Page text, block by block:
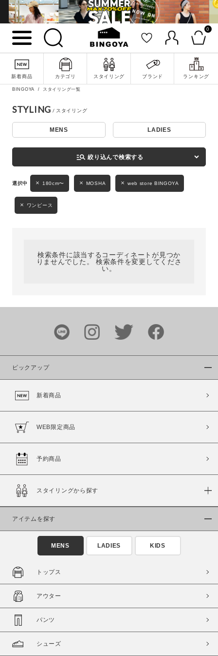
0
新着商品 カテゴリ スタイリング ブランド ランキング
詳細検索
キーワード
性別
MENS LADIES KIDS
ブランド
カラー
商品タイプ
通常商品
セール価格 WEB限定
在庫
在庫あり
BINGOYA スタイリング一覧
STYLING
MENS LADIES
manage_search 絞り込んで検索する
180cm〜 MOSHA web store BINGOYA
ワンピース
検索条件に該当するコーディネートが見つか
りませんでした。 検索条件を変更してくださ
い。
ピックアップ
新着商品
WEB限定商品
予約商品
スタイリングから探す
アイテムを探す
MENS LADIES KIDS
トップス
アウター
パンツ
シューズ